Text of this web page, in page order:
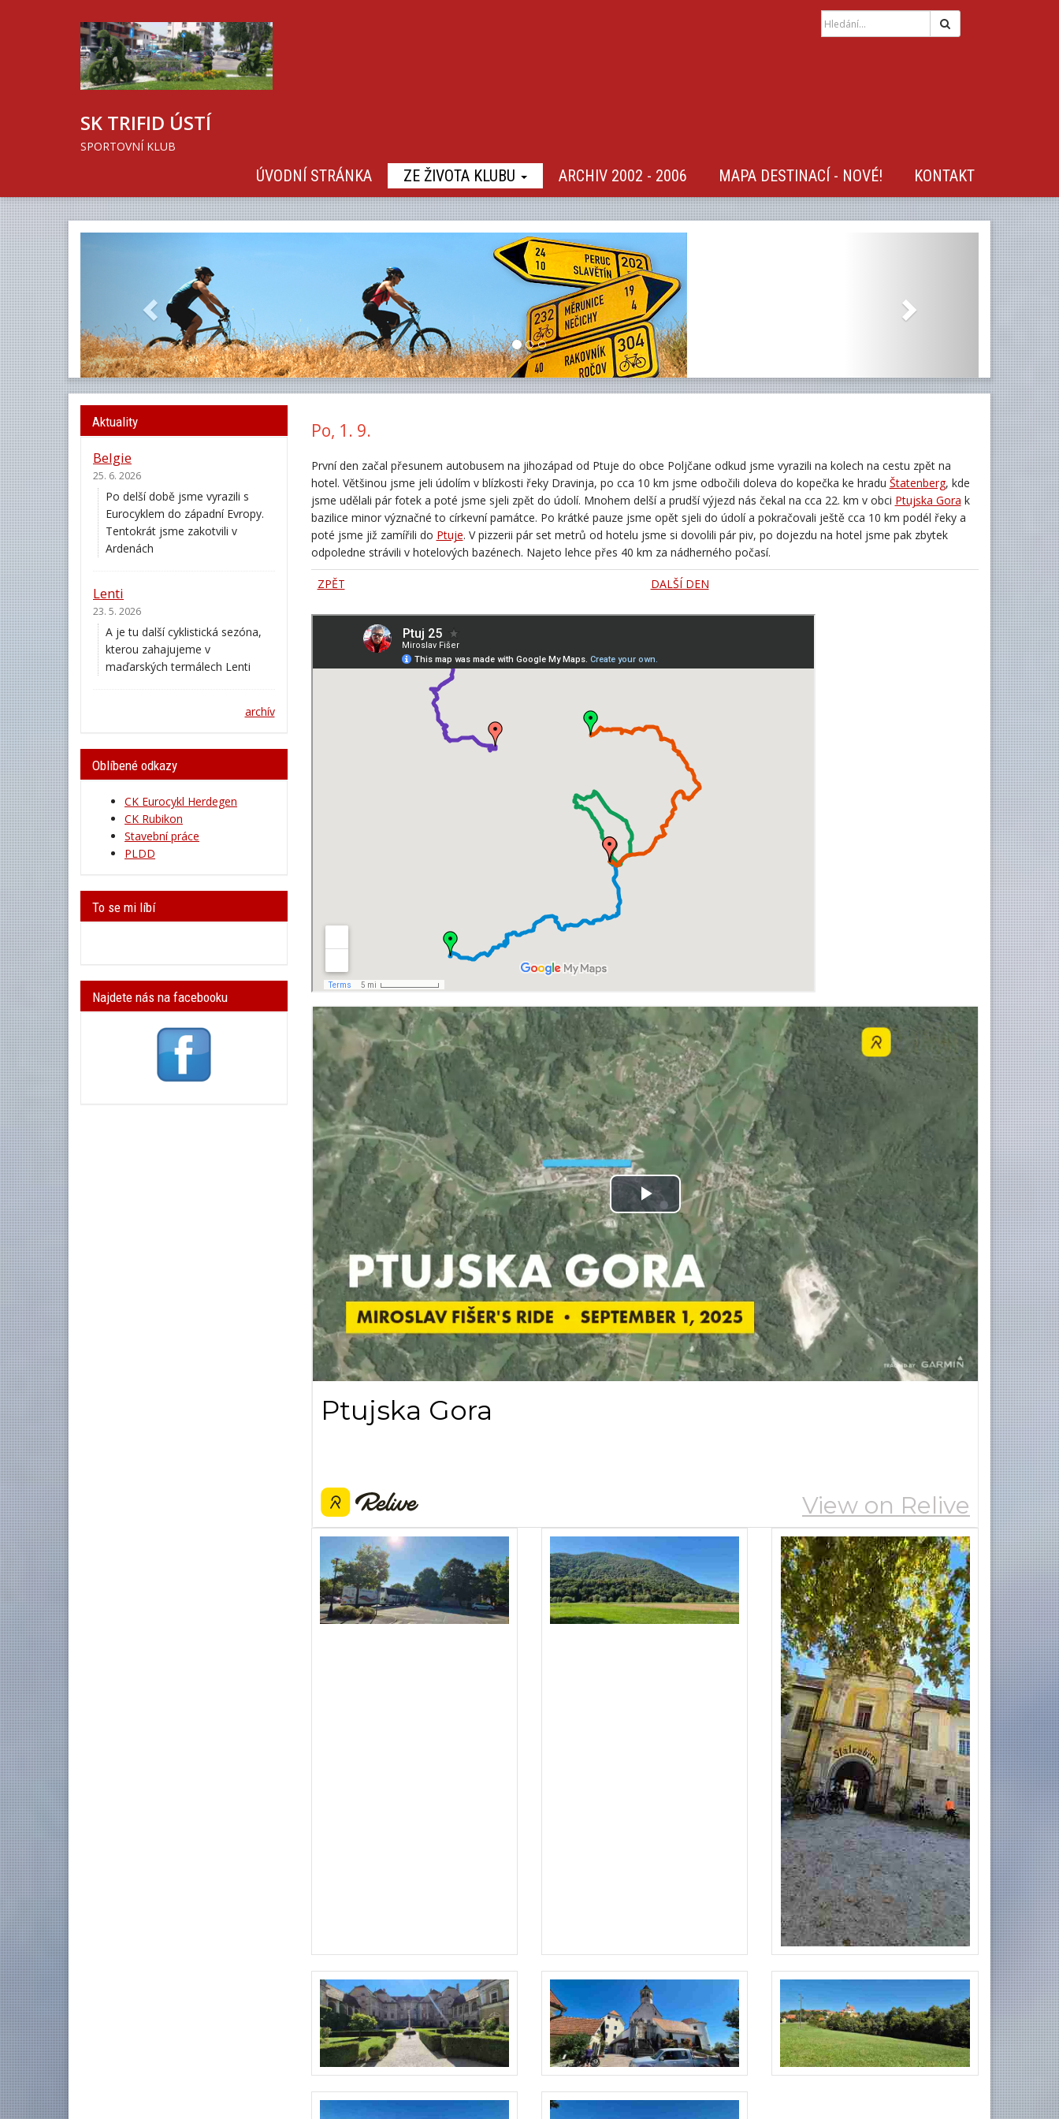
SK TRIFID ÚSTÍ
SPORTOVNÍ KLUB
ÚVODNÍ STRÁNKA ZE ŽIVOTA KLUBU ARCHIV 2002 - 2006 MAPA DESTINACÍ - NOVÉ! KONTAKT
Po, 1. 9.
První den začal přesunem autobusem na jihozápad od Ptuje do obce Poljčane odkud jsme vyrazili na kolech na cestu zpět na
hotel. Většinou jsme jeli údolím v blízkosti řeky Dravinja, po cca 10 km jsme odbočili doleva do kopečka ke hradu Štatenberg, kde
jsme udělali pár fotek a poté jsme sjeli zpět do údolí. Mnohem delší a prudší výjezd nás čekal na cca 22. km v obci Ptujska Gora k
bazilice minor význačné to církevní památce. Po krátké pauze jsme opět sjeli do údolí a pokračovali ještě cca 10 km podél řeky a
poté jsme již zamířili do Ptuje. V pizzerii pár set metrů od hotelu jsme si dovolili pár piv, po dojezdu na hotel jsme pak zbytek
odpoledne strávili v hotelových bazénech. Najeto lehce přes 40 km za nádherného počasí.
ZPĚT DALŠÍ DEN
Aktuality
Belgie
25. 6. 2026
Po delší době jsme vyrazili s
Eurocyklem do západní Evropy.
Tentokrát jsme zakotvili v
Ardenách
Lenti
23. 5. 2026
A je tu další cyklistická sezóna,
kterou zahajujeme v
maďarských termálech Lenti
archív
Oblíbené odkazy
CK Eurocykl Herdegen
CK Rubikon
Stavební práce
PLDD
To se mi líbí
Najdete nás na facebooku